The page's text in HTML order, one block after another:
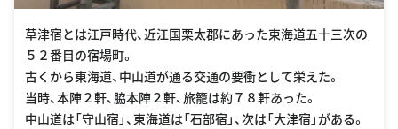
草津宿とは江戸時代、近江国栗太郡にあった東海道五十三次の
５２番目の宿場町。
古くから東海道、中山道が通る交通の要衝として栄えた。
当時、本陣２軒、脇本陣２軒、旅籠は約７８軒あった。
中山道は「守山宿」、東海道は「石部宿」、次は「大津宿」がある。